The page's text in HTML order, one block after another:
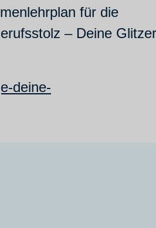
für die
– Deine
deine-